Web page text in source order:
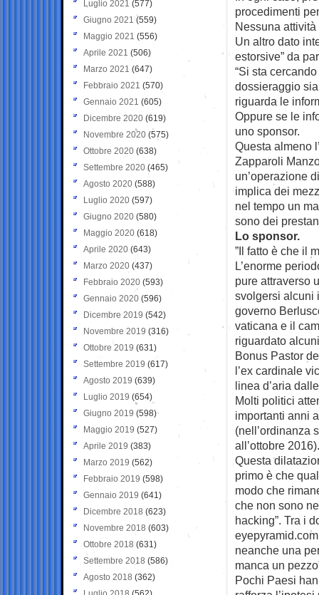
procedimenti
Nessuna
Un altro dato
estorsive” da
“Si sta
dossieraggio
riguarda le
Oppure se le
uno sponsor.
Questa almeno
Zapparoli
un’operazione
implica dei
nel tempo un
sono dei
Lo sponsor.
”Il fatto è che il
L’enorme
pure attraverso
svolgersi alcuni
governo
vaticana e il
riguardato
Bonus Pastor
l’ex cardinale
linea d’aria
Molti politici
importanti anni
(nell’ordinanza
all’ottobre 2016).
Questa
primo è che
modo che
che non sono
hacking”. Tra i
neanche una
manca un
Pochi Paesi
Luglio 2021 (577)
Giugno 2021(559)
Maggio 2021 (556)
Aprile 2021 (506)
Marzo 2021 (647)
Febbraio 2021 (570)
Gennaio 2021 (605)
Dicembre 2020 (619)
Novembre 2020 (575)
Ottobre 2020 (638)
Settembre 2020(465)
Agosto 2020 (588)
Luglio 2020 (597)
Giugno 2020 (580)
Maggio 2020 (618)
Aprile 2020 (643)
Marzo 2020 (437)
Febbraio 2020 (593)
Gennaio 2020 (596)
Dicembre 2019 (542)
Novembre 2019 (316)
Ottobre 2019 (631)
Settembre 2019 (617)
Agosto 2019 (639)
Luglio 2019 (654)
Giugno 2019 (598)
Maggio 2019 (527)
Aprile 2019 (383)
Marzo 2019 (562)
Febbraio 2019 (598)
Gennaio 2019 (641)
Dicembre 2018 (623)
Novembre 2018 (603)
Ottobre 2018 (631)
Settembre 2018 (586)
Agosto 2018 (362)